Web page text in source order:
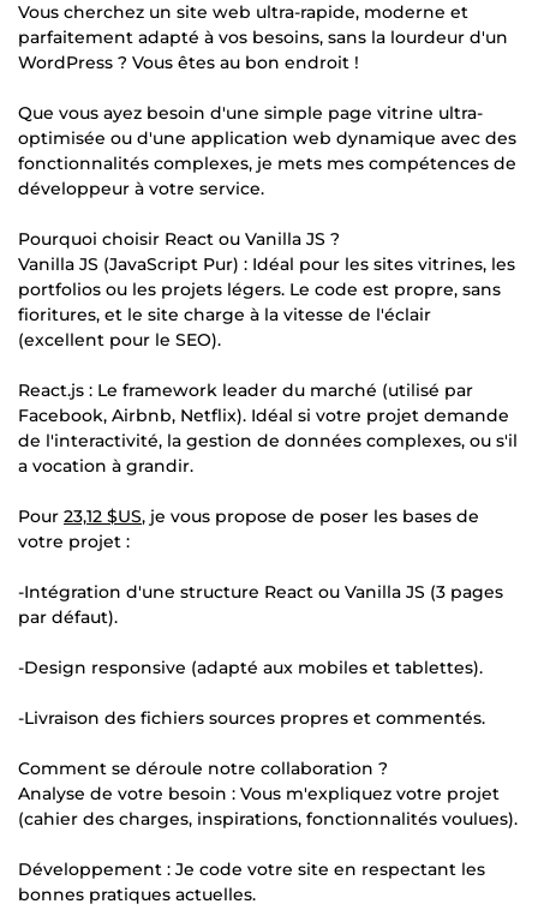
Vous cherchez un site web ultra-rapide, moderne et
parfaitement adapté à vos besoins, sans la lourdeur d'un
WordPress ? Vous êtes au bon endroit !
Que vous ayez besoin d'une simple page vitrine ultra-
optimisée ou d'une application web dynamique avec des
fonctionnalités complexes, je mets mes compétences de
développeur à votre service.
Pourquoi choisir React ou Vanilla JS ?
Vanilla JS (JavaScript Pur) : Idéal pour les sites vitrines, les
portfolios ou les projets légers. Le code est propre, sans
fioritures, et le site charge à la vitesse de l'éclair
(excellent pour le SEO).
React.js : Le framework leader du marché (utilisé par
Facebook, Airbnb, Netflix). Idéal si votre projet demande
de l'interactivité, la gestion de données complexes, ou s'il
a vocation à grandir.
Pour 23,12 $US, je vous propose de poser les bases de
votre projet :
-Intégration d'une structure React ou Vanilla JS (3 pages
par défaut).
-Design responsive (adapté aux mobiles et tablettes).
-Livraison des fichiers sources propres et commentés.
Comment se déroule notre collaboration ?
Analyse de votre besoin : Vous m'expliquez votre projet
(cahier des charges, inspirations, fonctionnalités voulues).
Développement : Je code votre site en respectant les
bonnes pratiques actuelles.